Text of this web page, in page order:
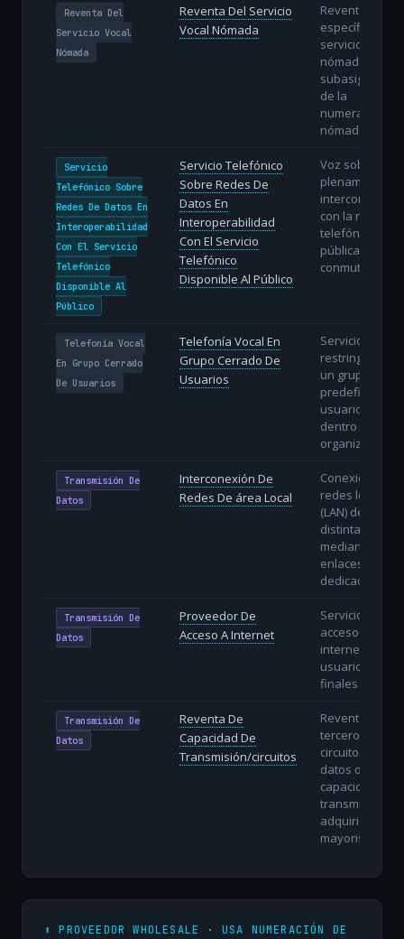
Reventa Del
Servicio Vocal
Nómada
Reventa Del Servicio
Vocal Nómada
Reventa
específica del
servicio vocal
nómada con
subasignación
de la
numeración
nómada.
Servicio
Telefónico Sobre
Redes De Datos En
Interoperabilidad
Con El Servicio
Telefónico
Disponible Al
Público
Servicio Telefónico
Sobre Redes De
Datos En
Interoperabilidad
Con El Servicio
Telefónico
Disponible Al Público
Voz sobre IP
plenamente
interconectada
con la red
telefónica
pública
conmutada.
Telefonía Vocal
En Grupo Cerrado
De Usuarios
Telefonía Vocal En
Grupo Cerrado De
Usuarios
Servicio de voz
restringido a
un grupo
predefinido de
usuarios
dentro de una
organización.
Transmisión De
Datos
Interconexión De
Redes De área Local
Conexión de
redes locales
(LAN) de
distintas sedes
mediante
enlaces
dedicados.
Transmisión De
Datos
Proveedor De
Acceso A Internet
Servicio de
acceso a
internet a
usuarios
finales (ISP).
Transmisión De
Datos
Reventa De
Capacidad De
Transmisión/circuitos
Reventa a
terceros de
circuitos de
datos o
capacidad de
transmisión
adquiridos en
mayorista.
⬆️ PROVEEDOR WHOLESALE · USA NUMERACIÓN DE